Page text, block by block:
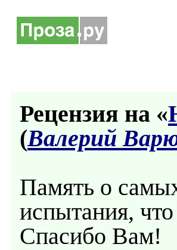
Рецензия на «
(Валерий
Память о
испытания,
Спасибо Вам!